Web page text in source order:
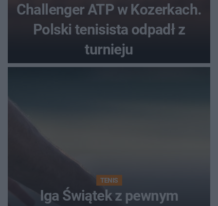
Challenger ATP w Kozerkach.
Polski tenisista odpadł z
turnieju
TENIS
Iga Świątek z pewnym